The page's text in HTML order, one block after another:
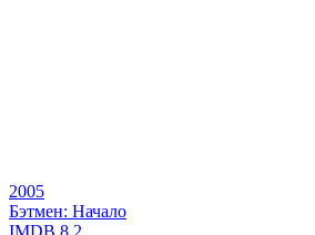
2005
Бэтмен: Начало